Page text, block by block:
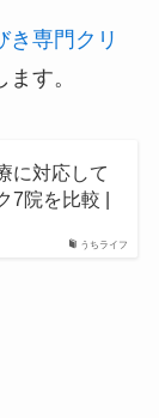
き専門クリ
す。
うちライフ
に対応して
7院を比較 |